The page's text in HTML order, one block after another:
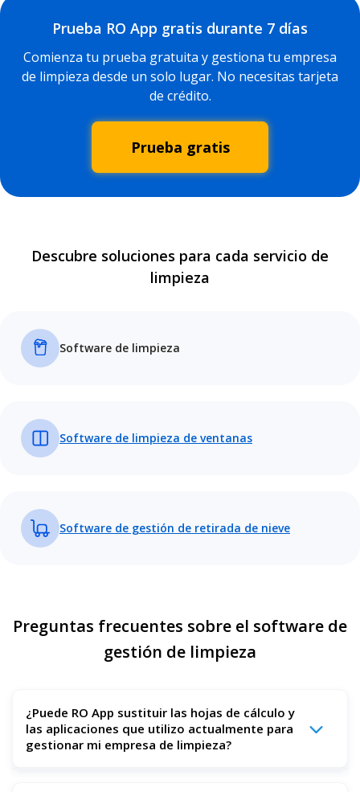
Prueba RO App gratis durante 7 días
Comienza tu prueba gratuita y gestiona tu empresa
de limpieza desde un solo lugar. No necesitas tarjeta
de crédito.
Prueba gratis
Descubre soluciones para cada servicio de
limpieza
Software de limpieza
Software de limpieza de ventanas
Software de gestión de retirada de nieve
Preguntas frecuentes sobre el software de
gestión de limpieza
¿Puede RO App sustituir las hojas de cálculo y
las aplicaciones que utilizo actualmente para
gestionar mi empresa de limpieza?